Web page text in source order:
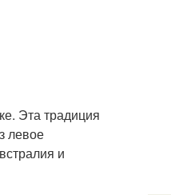
Эта традиция
левое
и